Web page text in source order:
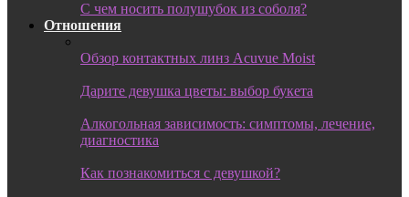
С чем носить полушубок из соболя?
Отношения
Обзор контактных линз Acuvue Moist
Дарите девушка цветы: выбор букета
Алкогольная зависимость: симптомы, лечение,
диагностика
Как познакомиться с девушкой?